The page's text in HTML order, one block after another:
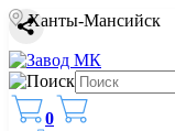
Ханты-Мансийск
0